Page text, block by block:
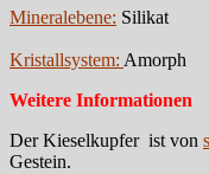
Mineralebene: Silikat
Kristallsystem: Amorph
Weitere Informationen
Der Kieselkupfer ist von
Gestein.